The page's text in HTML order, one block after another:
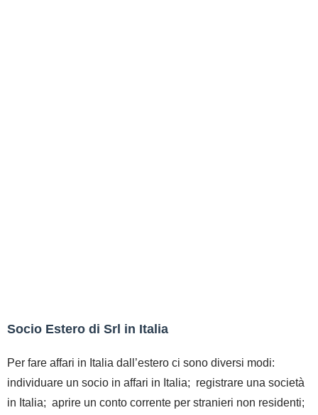
Socio Estero di Srl in Italia
Per fare affari in Italia dall’estero ci sono diversi modi:
individuare un socio in affari in Italia; registrare una società
in Italia; aprire un conto corrente per stranieri non residenti;